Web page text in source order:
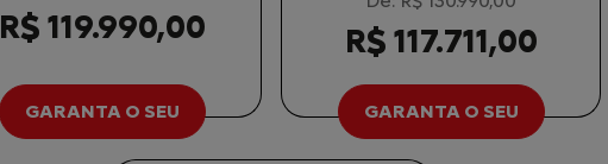
R$ 119.990,00
GARANTA O SEU
R$ 117.711,00
GARANTA O SEU